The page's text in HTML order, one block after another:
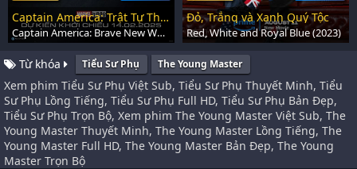
Captain America: Trật Tự Thế Giới Mới
Captain America: Brave New World (2025)
Đỏ, Trắng và Xanh Quý Tộc
Red, White and Royal Blue (2023)
Từ khóa Tiểu Sư Phụ The Young Master
Xem phim Tiểu Sư Phụ Việt Sub, Tiểu Sư Phụ Thuyết Minh, Tiểu
Sư Phụ Lồng Tiếng, Tiểu Sư Phụ Full HD, Tiểu Sư Phụ Bản Đẹp,
Tiểu Sư Phụ Trọn Bộ, Xem phim The Young Master Việt Sub, The
Young Master Thuyết Minh, The Young Master Lồng Tiếng, The
Young Master Full HD, The Young Master Bản Đẹp, The Young
Master Trọn Bộ